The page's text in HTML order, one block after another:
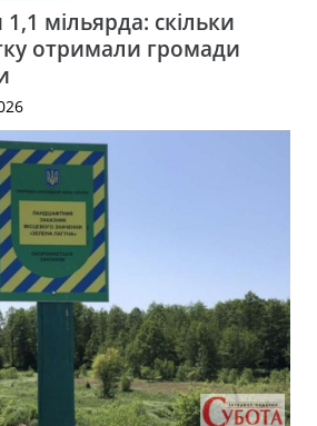
мільярда: скільки
отримали громади